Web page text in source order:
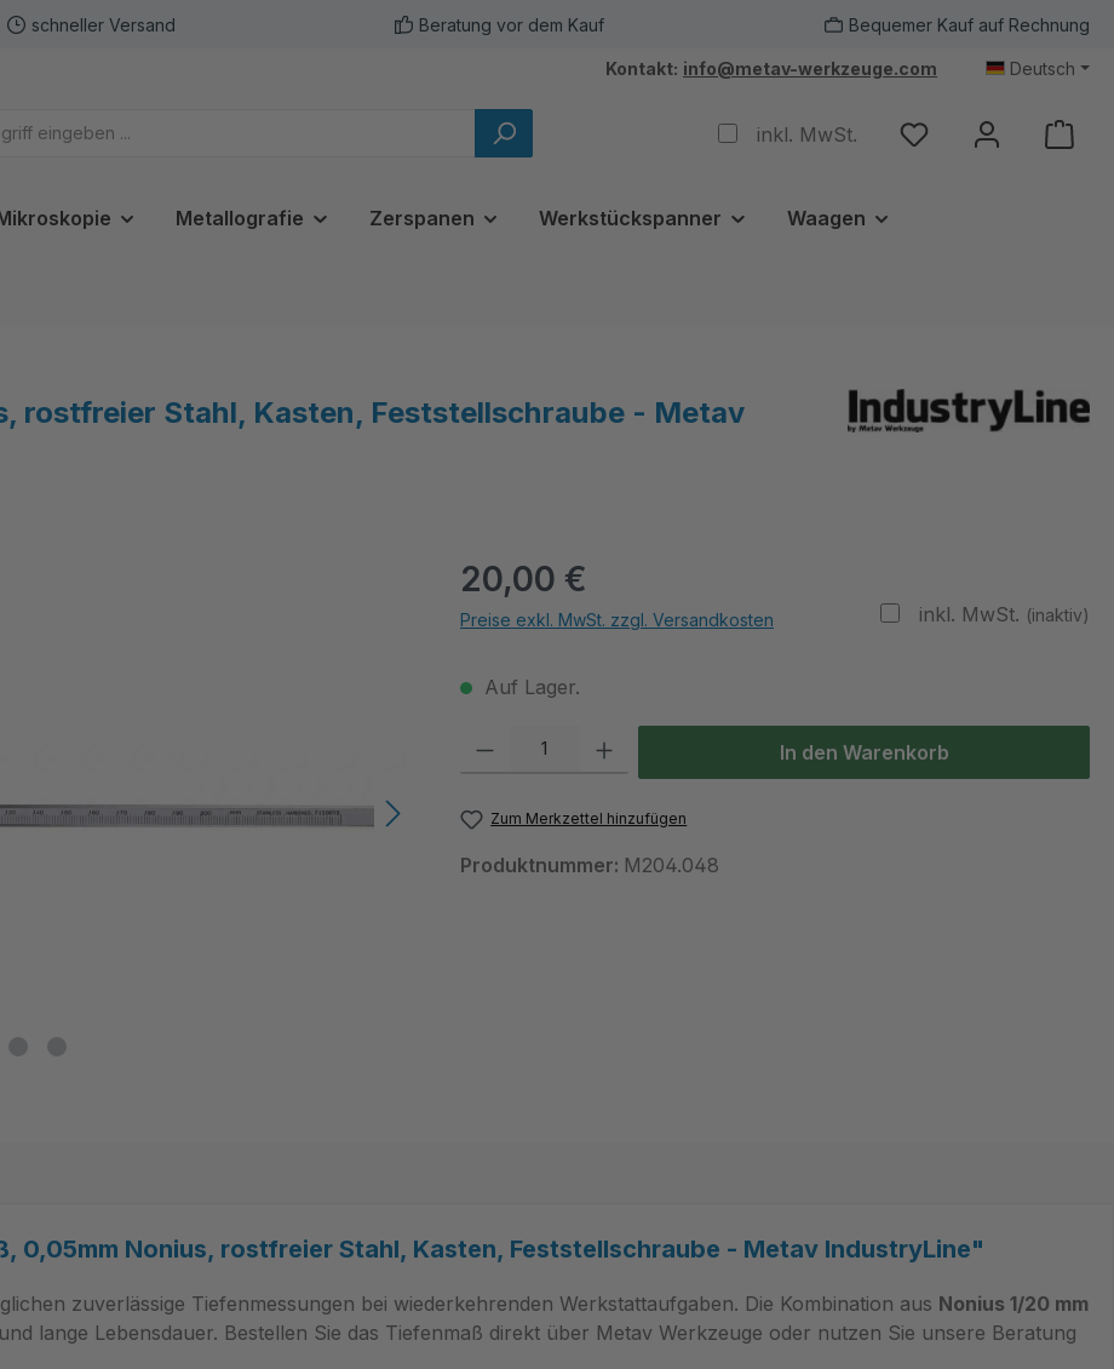
schneller Versand Beratung vor dem Kauf Bequemer Kauf auf Rechnung
Kontakt: info@metav-werkzeuge.com Deutsch
inkl. MwSt.
Metallografie Zerspanen Werkstückspanner Waagen
rostfreier Stahl, Kasten, Feststellschraube - Metav
20,00 €
inkl. MwSt. (inaktiv)
Preise exkl. MwSt. zzgl. Versandkosten
Auf Lager.
In den Warenkorb
Zum Merkzettel hinzufügen
Produktnummer: M204.048
0,05mm Nonius, rostfreier Stahl, Kasten, Feststellschraube - Metav IndustryLine"
zuverlässige Tiefenmessungen bei wiederkehrenden Werkstattaufgaben. Die Kombination aus Nonius 1/20 mm
lange Lebensdauer. Bestellen Sie das Tiefenmaß direkt über Metav Werkzeuge oder nutzen Sie unsere Beratung